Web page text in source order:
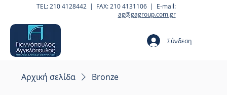
TEL: 210 4128442 | FAX: 210 4131106 | E-mail:
ag@gagroup.com.gr
Σύνδεση
Αρχική σελίδα Bronze